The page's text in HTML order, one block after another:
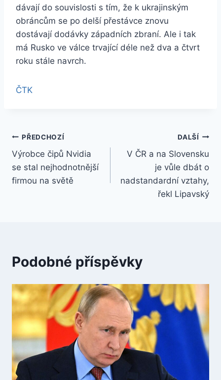
dávají do souvislosti s tím, že k ukrajinským
obráncům se po delší přestávce znovu
dostávají dodávky západních zbraní. Ale i tak
má Rusko ve válce trvající déle než dva a čtvrt
roku stále navrch.
ČTK
Navigace
pro
příspěvek
PŘEDCHOZÍ
Výrobce čipů Nvidia
se stal nejhodnotnější
firmou na světě
DALŠÍ
V ČR a na Slovensku
je vůle dbát o
nadstandardní vztahy,
řekl Lipavský
Podobné příspěvky